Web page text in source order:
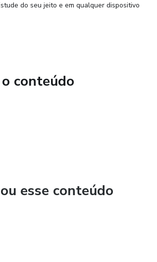
do seu jeito e em qualquer dispositivo
conteúdo
esse conteúdo